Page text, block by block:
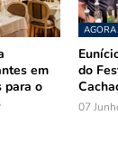
em
para o
do
07